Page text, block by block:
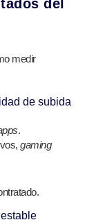
del
medir
de subida
.
gaming